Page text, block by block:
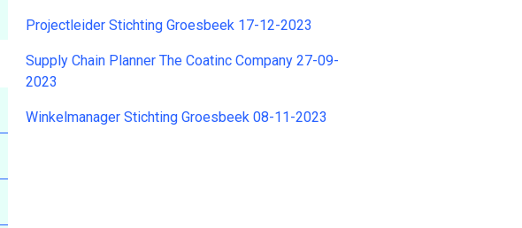
Projectleider Stichting Groesbeek 17-12-2023
Supply Chain Planner The Coatinc Company 27-09-
2023
Winkelmanager Stichting Groesbeek 08-11-2023